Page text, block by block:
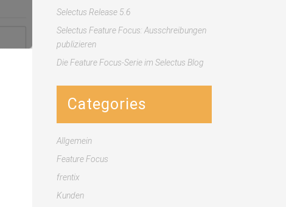
Selectus Release 5.6
Selectus Feature Focus: Ausschreibungen
publizieren
Die Feature Focus-Serie im Selectus Blog
Categories
Allgemein
Feature Focus
frentix
Kunden